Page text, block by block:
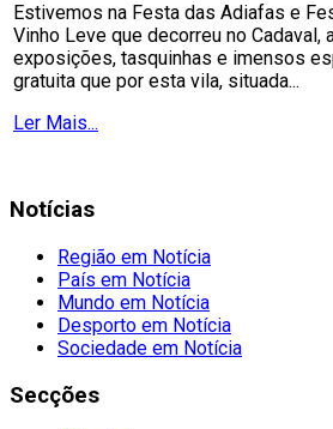
Estivemos na Festa das Adiafas e
Vinho Leve que decorreu no Cadaval,
exposições, tasquinhas e imensos
gratuita que por esta vila, situada...
Ler Mais...
Notícias
Região em Notícia
País em Notícia
Mundo em Notícia
Desporto em Notícia
Sociedade em Notícia
Secções